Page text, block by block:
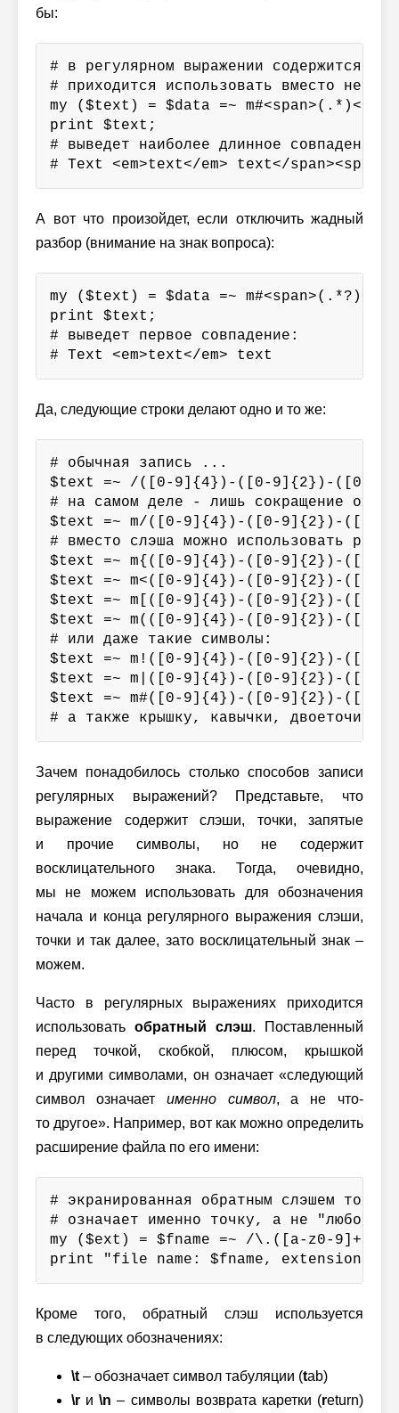
бы:
# в регулярном выражении содержится
# приходится использовать вместо него
my ($text) = $data =~ m#<span>(.*)</
print $text;
# выведет наиболее длинное совпадение:
# Text <em>text</em> text</
А вот что произойдет, если отключить жадный
разбор (внимание на знак вопроса):
my ($text) = $data =~ m#<span>(.*?)</
print $text;
# выведет первое совпадение:
# Text <em>text</em> text
Да, следующие строки делают одно и то же:
# обычная запись ...
$text =~ /([0-9]{4})-([0-9]{2})-([0-
# на самом деле - лишь сокращение
$text =~ m/([0-9]{4})-([0-9]{2})-([0-
# вместо слэша можно использовать
$text =~ m{([0-9]{4})-([0-9]{2})-([0-
$text =~ m<([0-9]{4})-([0-9]{2})-([0-
$text =~ m[([0-9]{4})-([0-9]{2})-([0-
$text =~ m(([0-9]{4})-([0-9]{2})-([0-
# или даже такие символы:
$text =~ m!([0-9]{4})-([0-9]{2})-([0-
$text =~ m|([0-9]{4})-([0-9]{2})-([0-
$text =~ m#([0-9]{4})-([0-9]{2})-([0-
# а также крышку, кавычки, двоеточие,
Зачем понадобилось столько способов записи
регулярных выражений? Представьте, что
выражение содержит слэши, точки, запятые
и прочие символы, но не содержит
восклицательного знака. Тогда, очевидно,
мы не можем использовать для обозначения
начала и конца регулярного выражения слэши,
точки и так далее, зато восклицательный знак –
можем.
Часто в регулярных выражениях приходится
использовать обратный слэш. Поставленный
перед точкой, скобкой, плюсом, крышкой
и другими символами, он означает «следующий
символ означает именно символ, а не что-
то другое». Например, вот как можно определить
расширение файла по его имени:
# экранированная обратным слэшем точка
# означает именно точку, а не "любой
my ($ext) = $fname =~ /\.([a-z0-9]+)$/;
print "file name: $fname, extension:
Кроме того, обратный слэш используется
в следующих обозначениях:
\t – обозначает символ табуляции (tab)
\r и\n – символы возврата каретки (return)